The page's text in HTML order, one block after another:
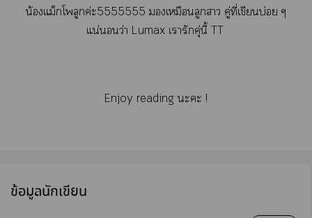
น้องแม็กโลูกค่ะ5555555 เหมือนลูกา คู่ที่เขียนบ่อย ๆ
แน่นอนว่า Lumax เารักคุ่นี้ TT
Enjoy reading ะะ !
ข้อมูลนักเขียน